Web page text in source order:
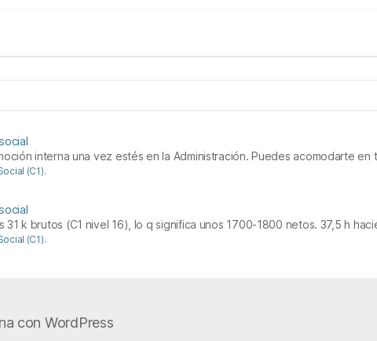
interna una vez estés en la Administración. Puedes acomodarte
(C1).
k brutos (C1 nivel 16), lo q significa unos 1700-1800 netos. 37,5 h
(C1).
con WordPress